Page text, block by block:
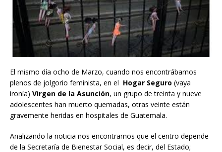
El mismo día ocho de Marzo, cuando nos encontrábamos
plenos de jolgorio feminista, en el Hogar Seguro (vaya
ironía) Virgen de la Asunción, un grupo de treinta y nueve
adolescentes han muerto quemadas, otras veinte están
gravemente heridas en hospitales de Guatemala.
Analizando la noticia nos encontramos que el centro depende
de la Secretaría de Bienestar Social, es decir, del Estado;